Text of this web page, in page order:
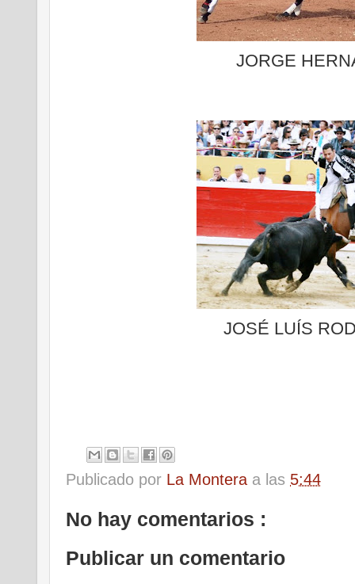
JORGE
JOSÉ LUÍS
Publicado por La Montera a las 5:44
No hay comentarios :
Publicar un comentario